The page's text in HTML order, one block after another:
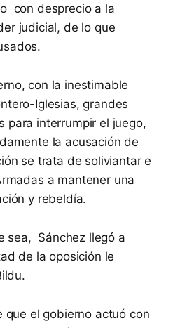
con desprecio a la
judicial, de lo que
con la inestimable
Iglesias, grandes
para interrumpir el juego,
la acusación de
se trata de soliviantar e
a mantener una
y rebeldía.
sea, Sánchez llegó a
de la oposición le
que el gobierno actuó con